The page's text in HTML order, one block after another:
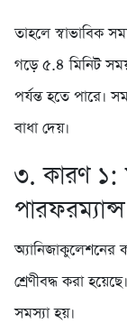
তাহলে স্বাভাবিক
গড়ে ৫.৪ মিনিট
পর্যন্ত হতে পারে।
বাধা দেয়।
৩. কারণ ১:
অ্যানিজাকুলেশনের
শ্রেণীবদ্ধ করা
সমস্যা হয়।